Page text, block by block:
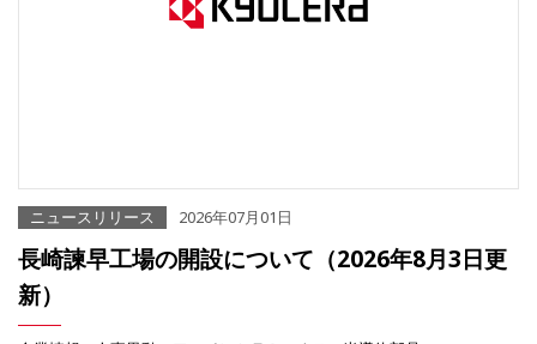
ニュースリリース 2026年07月01日
長崎諫早工場の開設について（2026年8月3日更
新）